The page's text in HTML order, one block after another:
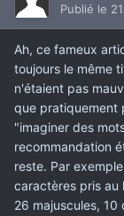
Publié le
Ah, ce fameux
toujours le même
n'étaient pas
que pratiquement
"imaginer des
recommandation
reste. Par
caractères pris au
26 majuscules,